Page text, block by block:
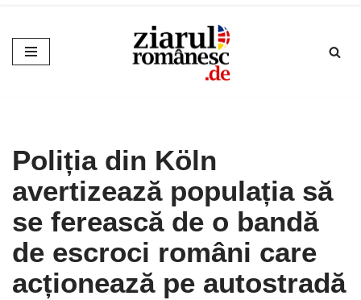
Sari
la
Poliția din Köln
avertizează populația să
se ferească de o bandă
de escroci români care
acționează pe autostradă